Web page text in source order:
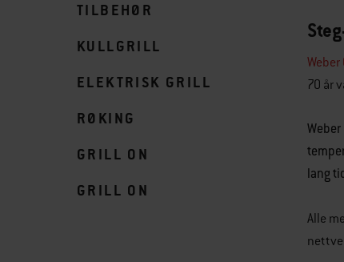
TILBEHØR
KULLGRILL
ELEKTRISK GRILL
RØKING
GRILL ON
GRILL ON
70 år
lang
Alle